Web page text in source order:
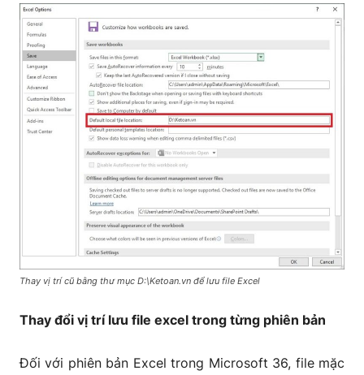
Thay vị trí cũ bằng thư mục D:\Ketoan.vn để lưu file Excel
Thay đổi vị trí lưu file excel trong từng phiên bản
Đối với phiên bản Excel trong Microsoft 36, file mặc